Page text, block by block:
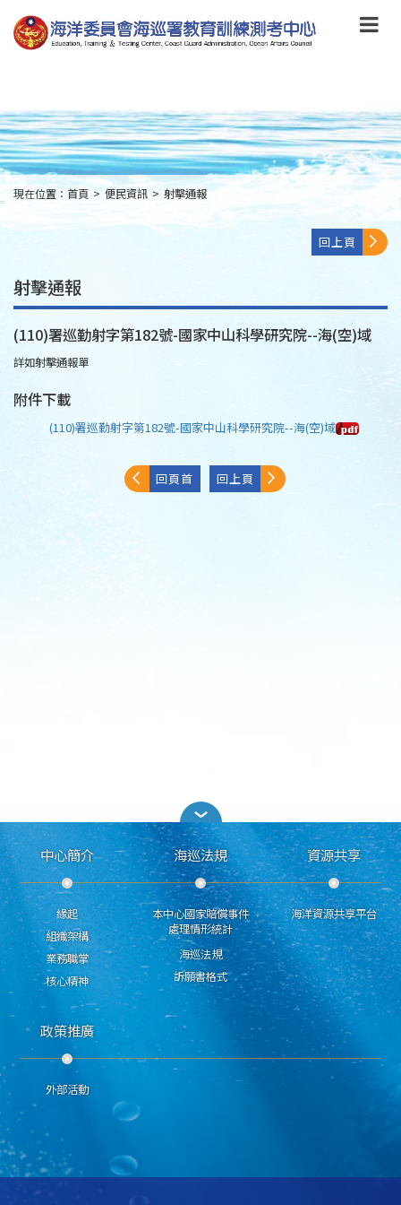
到
主
要
to
main
content
:::
現在位置： 首頁 > 便民資訊 > 射擊通報
回上頁
射擊通報
(110)署巡勤射字第182號-國家中山科學研究院--海(空)域
詳如射擊通報單
附件下載
(110)署巡勤射字第182號-國家中山科學研究院--海(空)域
回頁首 回上頁
中心簡介
緣起
組織架構
業務職掌
核心精神
海巡法規
本中心國家賠償事件
處理情形統計
海巡法規
訴願書格式
資源共享
海洋資源共享平台
政策推廣
外部活動